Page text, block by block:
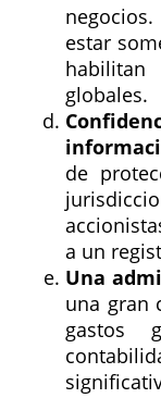
estar
globales.
de
a un
Una
una gran
gastos